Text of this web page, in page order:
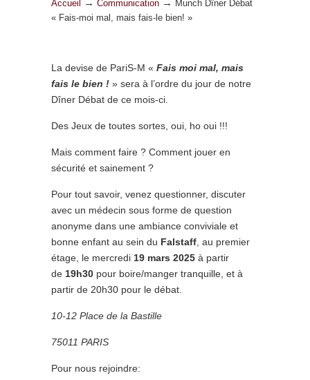
mal, mais fais-le bien! »
Accueil → Communication →
Munch Dîner Débat
« Fais-moi mal, mais fais-le bien! »
La devise de PariS-M « Fais moi mal, mais
fais le bien ! » sera à l’ordre du jour de notre
Dîner Débat de ce mois-ci.
Des Jeux de toutes sortes, oui, ho oui !!!
Mais comment faire ? Comment jouer en
sécurité et sainement ?
Pour tout savoir, venez questionner, discuter
avec un médecin sous forme de question
anonyme dans une ambiance conviviale et
bonne enfant au sein du Falstaff , au premier
étage, le mercredi 19 mars 2025 à partir
de 19h30 pour boire/manger tranquille, et à
partir de 20h30 pour le débat.
10-12 Place de la Bastille
75011 PARIS
Pour nous rejoindre: